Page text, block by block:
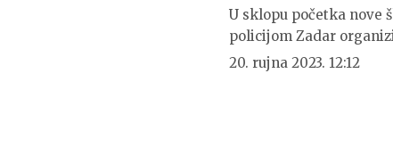
U sklopu početka nove
policijom Zadar
20. rujna 2023. 12:12